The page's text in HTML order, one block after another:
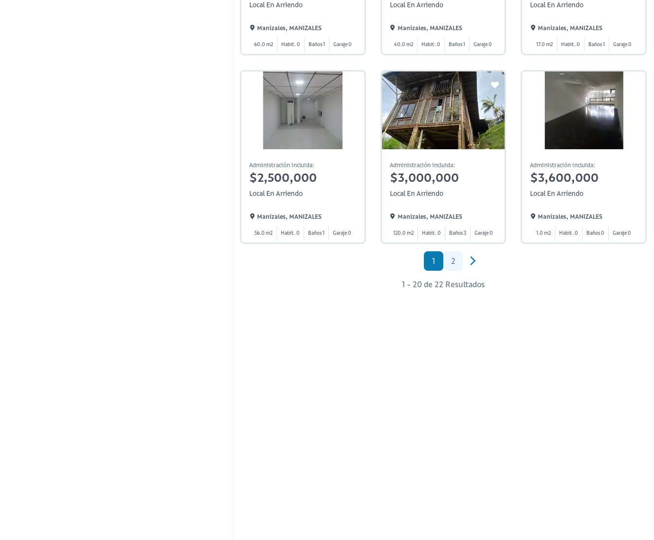
Local En Arriendo
Manizales, MANIZALES
60.0 m2 Habit. 0 Baños 1 Garaje 0
Local En Arriendo
Manizales, MANIZALES
40.0 m2 Habit. 0 Baños 1 Garaje 0
Local En Arriendo
Manizales, MANIZALES
17.0 m2 Habit. 0 Baños 1 Garaje 0
Administración incluida:
$2,500,000
Local En Arriendo
Manizales, MANIZALES
56.0 m2 Habit. 0 Baños 1 Garaje 0
Administración incluida:
$3,000,000
Local En Arriendo
Manizales, MANIZALES
120.0 m2 Habit. 0 Baños 3 Garaje 0
Administración incluida:
$3,600,000
Local En Arriendo
Manizales, MANIZALES
1.0 m2 Habit. 0 Baños 0 Garaje 0
1 2
1 - 20 de 22 Resultados